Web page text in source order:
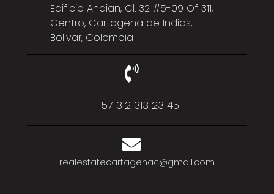
Edificio Andian, Cl. 32 #5-09 Of 311,
Centro, Cartagena de Indias,
Bolivar, Colombia
+57 312 313 23 45
realestatecartagenac@gmail.com